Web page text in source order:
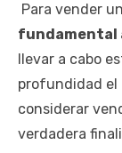
Para vender
fundamental
llevar a cabo
profundidad el
considerar
verdadera